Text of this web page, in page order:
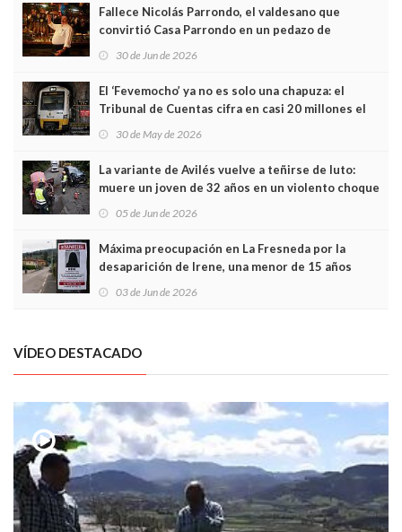
Fallece Nicolás Parrondo, el valdesano que
convirtió Casa Parrondo en un pedazo de
Asturias en Madrid
30 de Jun de 2026
El ‘Fevemocho’ ya no es solo una chapuza: el
Tribunal de Cuentas cifra en casi 20 millones el
sobrecoste de los trenes que no cabían por los
30 de May de 2026
La variante de Avilés vuelve a teñirse de luto:
muere un joven de 32 años en un violento choque
frontal
05 de Jun de 2026
Máxima preocupación en La Fresneda por la
desaparición de Irene, una menor de 15 años
03 de Jun de 2026
VÍDEO DESTACADO